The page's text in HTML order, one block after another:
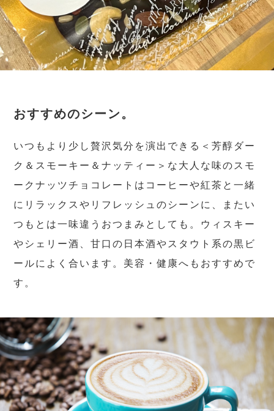
おすすめのシーン。
いつもより少し贅沢気分を演出できる＜芳醇ダー
ク＆スモーキー＆ナッティー＞な大人な味のスモ
ークナッツチョコレートはコーヒーや紅茶と一緒
にリラックスやリフレッシュのシーンに、またい
つもとは一味違うおつまみとしても。ウィスキー
やシェリー酒、甘口の日本酒やスタウト系の黒ビ
ールによく合います。美容・健康へもおすすめで
す。